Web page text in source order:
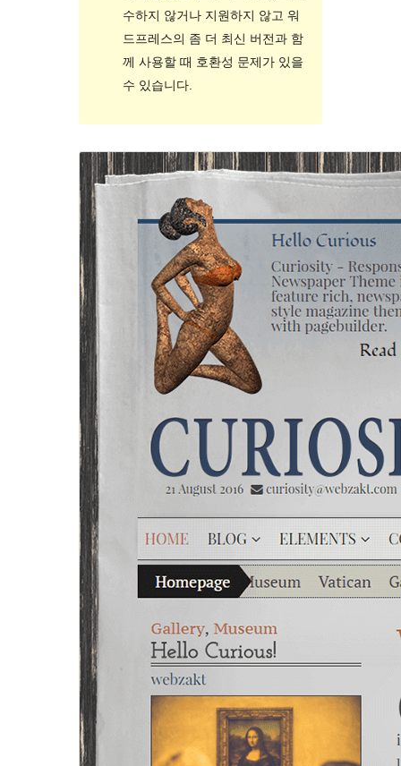
수하지 않거나 지원하지 않고 워
드프레스의 좀 더 최신 버전과 함
께 사용할 때 호환성 문제가 있을
수 있습니다.